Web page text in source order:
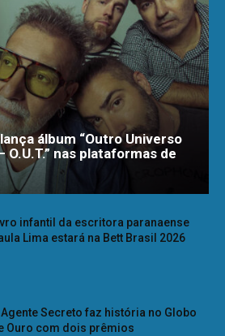
lança álbum “Outro Universo
nas plataformas de
infantil da escritora paranaense
Lima estará na Bett Brasil 2026
Agente Secreto faz história no Globo
Ouro com dois prêmios